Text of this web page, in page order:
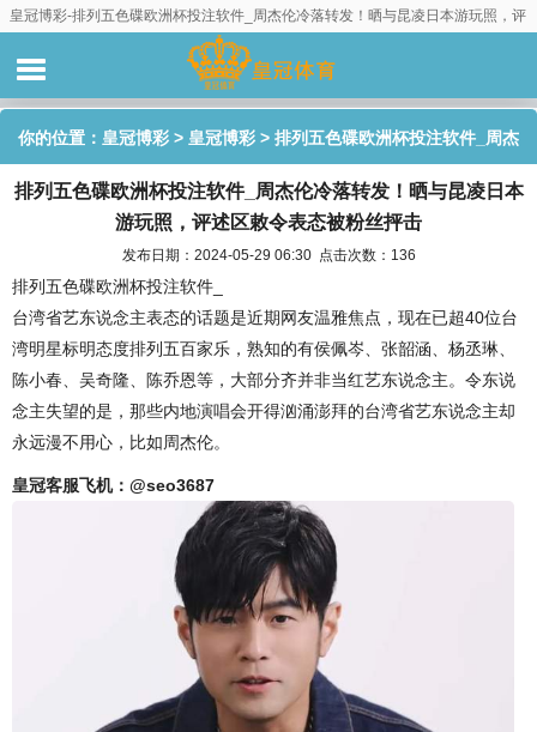
皇冠博彩-排列五色碟欧洲杯投注软件_周杰伦冷落转发！晒与昆凌日本游玩照，评
你的位置： 皇冠博彩 > 皇冠博彩 > 排列五色碟欧洲杯投注软件_周杰
伦冷落转发！晒与昆凌日本游玩照，评述区敕令表态被粉丝抨击
排列五色碟欧洲杯投注软件_周杰伦冷落转发！晒与昆凌日本
游玩照，评述区敕令表态被粉丝抨击
发布日期：2024-05-29 06:30 点击次数：136
排列五色碟欧洲杯投注软件_
台湾省艺东说念主表态的话题是近期网友温雅焦点，现在已超40位台
湾明星标明态度排列五百家乐，熟知的有侯佩岑、张韶涵、杨丞琳、
陈小春、吴奇隆、陈乔恩等，大部分齐并非当红艺东说念主。令东说
念主失望的是，那些内地演唱会开得汹涌澎拜的台湾省艺东说念主却
永远漫不用心，比如周杰伦。
皇冠客服飞机：@seo3687